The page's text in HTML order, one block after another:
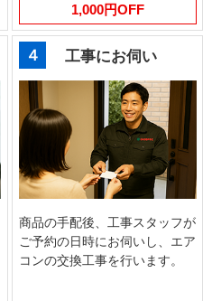
1,000円OFF
４ 工事にお伺い
商品の手配後、工事スタッフが
ご予約の日時にお伺いし、エア
コンの交換工事を行います。